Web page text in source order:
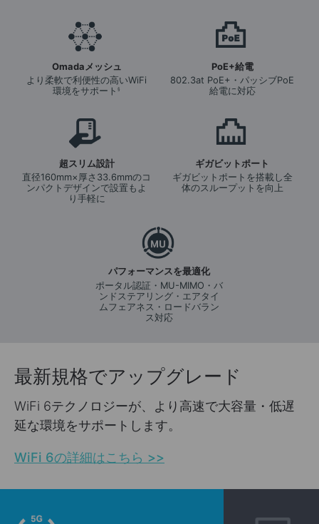
Omadaメッシュ
より柔軟で利便性の高いWiFi
環境をサポート§
PoE+給電
802.3at PoE+・パッシブPoE
給電に対応
超スリム設計
直径160mm×厚さ33.6mmのコ
ンパクトデザインで設置もよ
り手軽に
ギガビットポート
ギガビットポートを搭載し全
体のスループットを向上
パフォーマンスを最適化
ポータル認証・MU-MIMO・バ
ンドステアリング・エアタイ
ムフェアネス・ロードバラン
ス対応
最新規格でアップグレード
WiFi 6テクノロジーが、より高速で大容量・低遅
延な環境をサポートします。
WiFi 6の詳細はこちら >>